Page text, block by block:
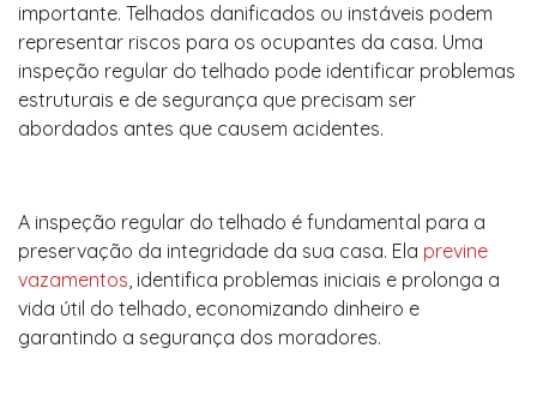
importante. Telhados danificados ou instáveis podem
representar riscos para os ocupantes da casa. Uma
inspeção regular do telhado pode identificar problemas
estruturais e de segurança que precisam ser
abordados antes que causem acidentes.
A inspeção regular do telhado é fundamental para a
preservação da integridade da sua casa. Ela previne
vazamentos, identifica problemas iniciais e prolonga a
vida útil do telhado, economizando dinheiro e
garantindo a segurança dos moradores.